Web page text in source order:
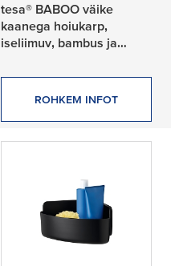
tesa® BABOO väike
kaanega hoiukarp,
iseliimuv, bambus ja
plast
ROHKEM INFOT